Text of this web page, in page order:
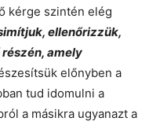
kérge szintén elég
ellenőrizzük,
amely
előnyben a
tud idomulni a
a másikra ugyanazt a